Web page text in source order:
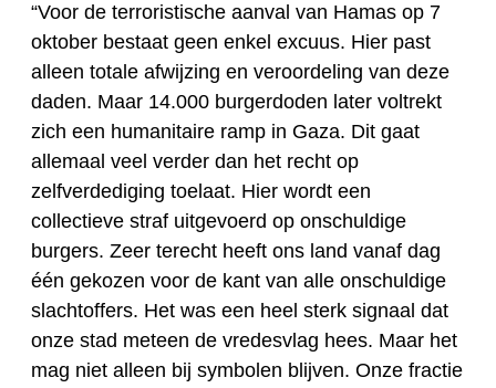
“Voor de terroristische aanval van Hamas op 7
oktober bestaat geen enkel excuus. Hier past
alleen totale afwijzing en veroordeling van deze
daden. Maar 14.000 burgerdoden later voltrekt
zich een humanitaire ramp in Gaza. Dit gaat
allemaal veel verder dan het recht op
zelfverdediging toelaat. Hier wordt een
collectieve straf uitgevoerd op onschuldige
burgers. Zeer terecht heeft ons land vanaf dag
één gekozen voor de kant van alle onschuldige
slachtoffers. Het was een heel sterk signaal dat
onze stad meteen de vredesvlag hees. Maar het
mag niet alleen bij symbolen blijven. Onze fractie